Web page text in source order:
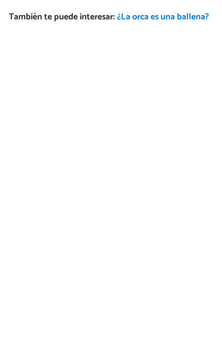
También te puede interesar:¿La orca es una ballena?